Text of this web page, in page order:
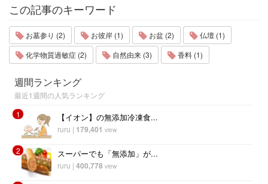
この記事のキーワード
お墓参り (2) お彼岸 (1) お盆 (2)
仏壇 (1)
化学物質過敏症 (2)
自然由来 (3) 香料 (1)
週間ランキング
最近1週間の人気ランキング
1
【イオン】の無添加冷凍食...
ruru | 179,401 view
2 スーパーでも「無添加」が...
ruru | 400,778 view